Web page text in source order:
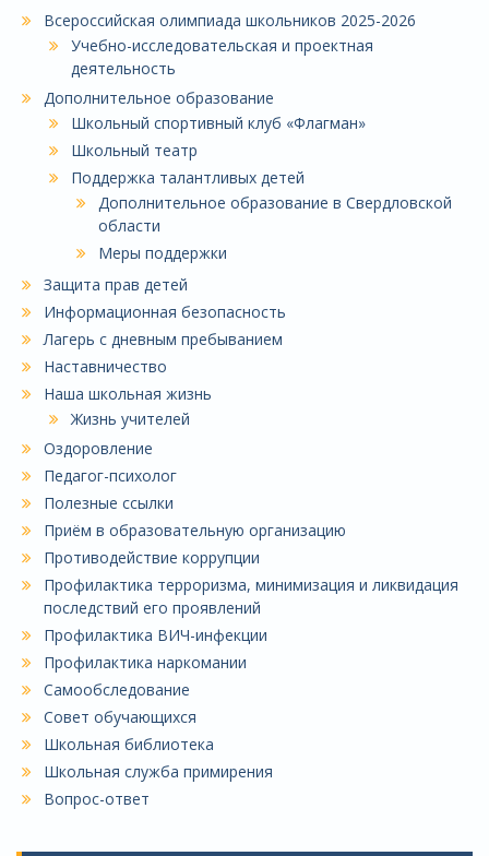
Всероссийская олимпиада школьников 2025-2026
Учебно-исследовательская и проектная
деятельность
Дополнительное образование
Школьный спортивный клуб «Флагман»
Школьный театр
Поддержка талантливых детей
Дополнительное образование в Свердловской
области
Меры поддержки
Защита прав детей
Информационная безопасность
Лагерь с дневным пребыванием
Наставничество
Наша школьная жизнь
Жизнь учителей
Оздоровление
Педагог-психолог
Полезные ссылки
Приём в образовательную организацию
Противодействие коррупции
Профилактика терроризма, минимизация и ликвидация
последствий его проявлений
Профилактика ВИЧ-инфекции
Профилактика наркомании
Самообследование
Совет обучающихся
Школьная библиотека
Школьная служба примирения
Вопрос-ответ